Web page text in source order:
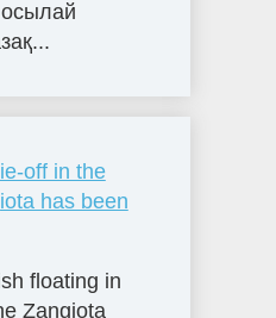
off in the
has been
floating in
Zangiota